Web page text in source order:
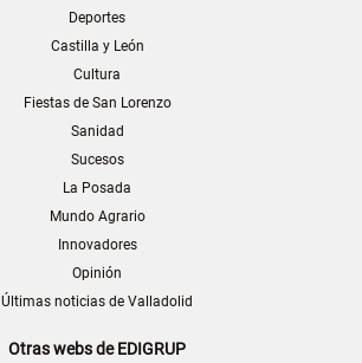
Deportes
Castilla y León
Cultura
Fiestas de San Lorenzo
Sanidad
Sucesos
La Posada
Mundo Agrario
Innovadores
Opinión
Últimas noticias de Valladolid
Otras webs de EDIGRUP